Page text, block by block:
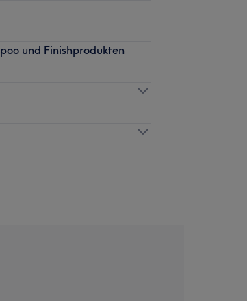
und Finishprodukten